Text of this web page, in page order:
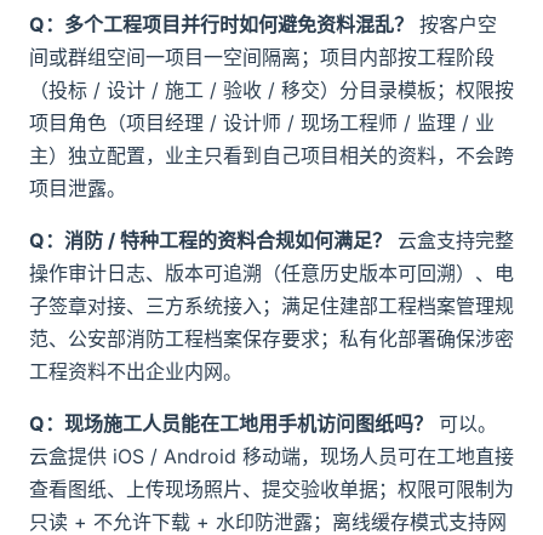
Q：多个工程项目并行时如何避免资料混乱？
按客户空
间或群组空间一项目一空间隔离；项目内部按工程阶段
（投标 / 设计 / 施工 / 验收 / 移交）分目录模板；权限按
项目角色（项目经理 / 设计师 / 现场工程师 / 监理 / 业
主）独立配置，业主只看到自己项目相关的资料，不会跨
项目泄露。
Q：消防 / 特种工程的资料合规如何满足？
云盒支持完整
操作审计日志、版本可追溯（任意历史版本可回溯）、电
子签章对接、三方系统接入；满足住建部工程档案管理规
范、公安部消防工程档案保存要求；私有化部署确保涉密
工程资料不出企业内网。
Q：现场施工人员能在工地用手机访问图纸吗？
可以。
云盒提供 iOS / Android 移动端，现场人员可在工地直接
查看图纸、上传现场照片、提交验收单据；权限可限制为
只读 + 不允许下载 + 水印防泄露；离线缓存模式支持网